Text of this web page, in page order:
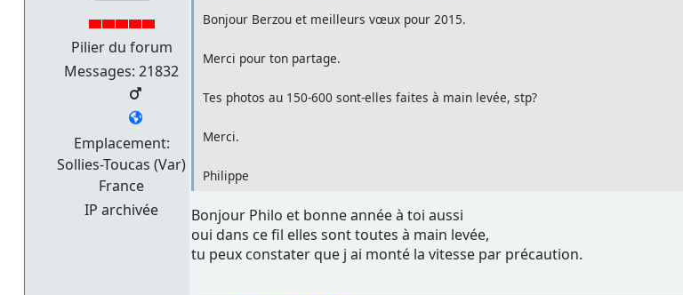
Pilier du forum
Messages: 21832
Emplacement:
Sollies-Toucas (Var)
France
IP archivée
Bonjour Berzou et meilleurs vœux pour 2015.
Merci pour ton partage.
Tes photos au 150-600 sont-elles faites à main levée, stp?
Merci.
Philippe
Bonjour Philo et bonne année à toi aussi
oui dans ce fil elles sont toutes à main levée,
tu peux constater que j ai monté la vitesse par précaution.